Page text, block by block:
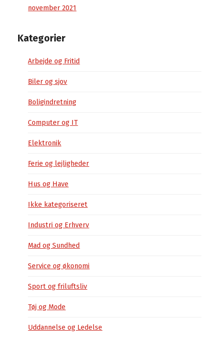
november 2021
Kategorier
Arbejde og Fritid
Biler og sjov
Boligindretning
Computer og IT
Elektronik
Ferie og lejligheder
Hus og Have
Ikke kategoriseret
Industri og Erhverv
Mad og Sundhed
Service og økonomi
Sport og friluftsliv
Tøj og Mode
Uddannelse og Ledelse